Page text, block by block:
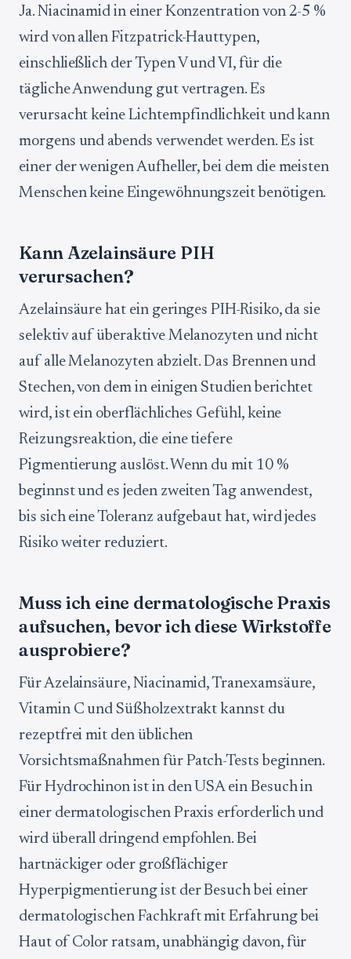
Ja. Niacinamid in einer Konzentration von 2-5 %
wird von allen Fitzpatrick-Hauttypen,
einschließlich der Typen V und VI, für die
tägliche Anwendung gut vertragen. Es
verursacht keine Lichtempfindlichkeit und kann
morgens und abends verwendet werden. Es ist
einer der wenigen Aufheller, bei dem die meisten
Menschen keine Eingewöhnungszeit benötigen.
Kann Azelainsäure PIH
verursachen?
Azelainsäure hat ein geringes PIH-Risiko, da sie
selektiv auf überaktive Melanozyten und nicht
auf alle Melanozyten abzielt. Das Brennen und
Stechen, von dem in einigen Studien berichtet
wird, ist ein oberflächliches Gefühl, keine
Reizungsreaktion, die eine tiefere
Pigmentierung auslöst. Wenn du mit 10 %
beginnst und es jeden zweiten Tag anwendest,
bis sich eine Toleranz aufgebaut hat, wird jedes
Risiko weiter reduziert.
Muss ich eine dermatologische Praxis
aufsuchen, bevor ich diese Wirkstoffe
ausprobiere?
Für Azelainsäure, Niacinamid, Tranexamsäure,
Vitamin C und Süßholzextrakt kannst du
rezeptfrei mit den üblichen
Vorsichtsmaßnahmen für Patch-Tests beginnen.
Für Hydrochinon ist in den USA ein Besuch in
einer dermatologischen Praxis erforderlich und
wird überall dringend empfohlen. Bei
hartnäckiger oder großflächiger
Hyperpigmentierung ist der Besuch bei einer
dermatologischen Fachkraft mit Erfahrung bei
Haut of Color ratsam, unabhängig davon, für